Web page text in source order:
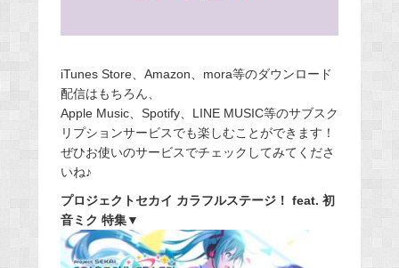
iTunes Store、Amazon、mora等のダウンロード
配信はもちろん、
Apple Music、Spotify、LINE MUSIC等のサブスク
リプションサービスでも楽しむことができます！
ぜひお使いのサービスでチェックしてみてくださ
いね♪
プロジェクトセカイ カラフルステージ！ feat. 初
音ミク 特集▼